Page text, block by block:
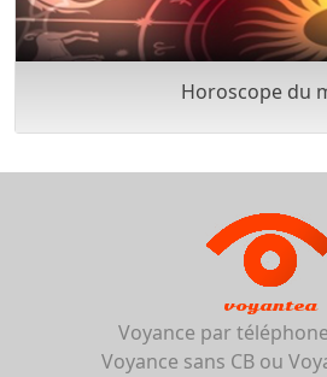
Horoscope du
voyantea
Voyance par
Voyance sans CB ou